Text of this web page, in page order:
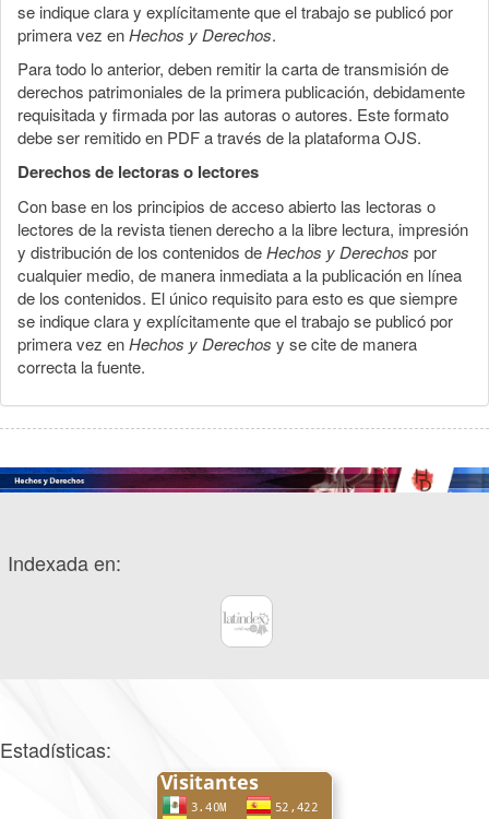
se indique clara y explícitamente que el trabajo se publicó por
primera vez enHechos y Derechos.
Para todo lo anterior, deben remitir la carta de transmisión de
derechos patrimoniales de la primera publicación, debidamente
requisitada y firmada por las autoras o autores. Este formato
debe ser remitido en PDF a través de la plataforma OJS.
Derechos de lectoras o lectores
Con base en los principios de acceso abierto las lectoras o
lectores de la revista tienen derecho a la libre lectura, impresión
y distribución de los contenidos deHechos y Derechos por
cualquier medio, de manera inmediata a la publicación en línea
de los contenidos. El único requisito para esto es que siempre
se indique clara y explícitamente que el trabajo se publicó por
primera vez enHechos y Derechos y se cite de manera
correcta la fuente.
Indexada en:
Estadísticas: